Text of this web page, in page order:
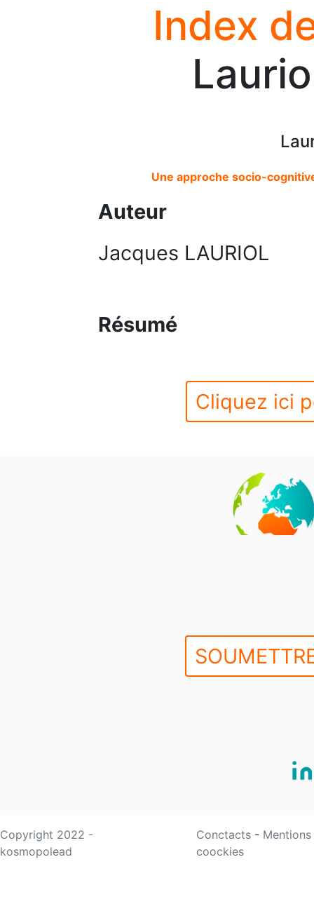
Index
Une approche socio-
Auteur
Jacques LAURIOL
Résumé
Cliquez ici
Copyright 2022 -
kosmopolead
Conctacts -
coockies